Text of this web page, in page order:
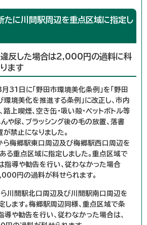
に川間駅周辺を重点区域に指定し
反した場合は2,000円の過料に科
ます
31日に「野田市環境美化条例」を「野田
境美化を推進する条例」に改正し、市内
上喫煙、空き缶・吸い殻・ペットボトル等
や尿、ブラッシング後の毛の放置、落書
禁止になりました。
梅郷駅東口周辺及び梅郷駅西口周辺を
る重点区域に指定しました。 重点区域で
指導や勧告を行い、従わなかった場合
円の過料が科せられます。
川間駅北口周辺及び川間駅南口周辺を
します。梅郷駅周辺同様、重点区域で条
や勧告を行い、従わなかった場合は、